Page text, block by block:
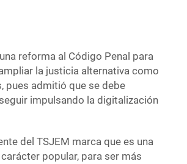
reforma al Código Penal para
la justicia alternativa como
pues admitió que se debe
impulsando la digitalización
del TSJEM marca que es una
popular, para ser más